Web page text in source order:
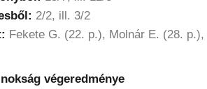
2/2, ill. 3/2
Fekete G. (22. p.), Molnár E. (28.
végeredménye